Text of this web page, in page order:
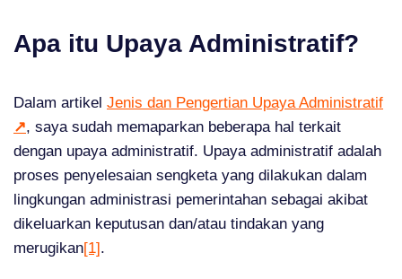
Apa itu Upaya Administratif?
Dalam artikel Jenis dan Pengertian Upaya Administratif
↗, saya sudah memaparkan beberapa hal terkait
dengan upaya administratif. Upaya administratif adalah
proses penyelesaian sengketa yang dilakukan dalam
lingkungan administrasi pemerintahan sebagai akibat
dikeluarkan keputusan dan/atau tindakan yang
merugikan[1].